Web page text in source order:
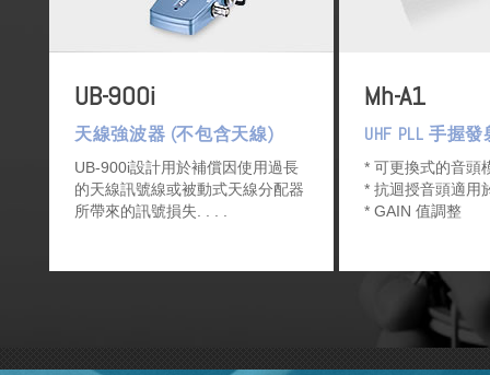
UB-900i
天線強波器 (不包含天線)
UB-900i設計用於補償因使用過長
的天線訊號線或被動式天線分配器
所帶來的訊號損失.
Mh-A1
UHF PLL 手握
* 可更換式的音頭
* 抗迴授音頭適用
* GAIN 值調整